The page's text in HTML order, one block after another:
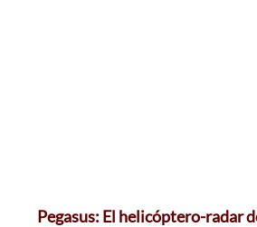
Pegasus: El helicóptero-radar